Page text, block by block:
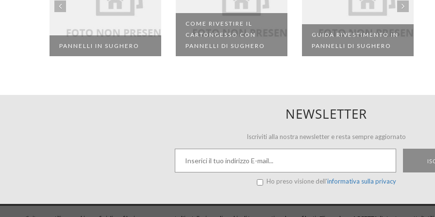
PANNELLI IN SUGHERO
COME RIVESTIRE IL
CARTONGESSO CON
PANNELLI DI SUGHERO
GUIDA RIVESTIMENTO IN
PANNELLI DI SUGHERO
NEWSLETTER
Iscriviti alla nostra newsletter e resta sempre aggiornato
Ho preso visione dell'informativa sulla privacy